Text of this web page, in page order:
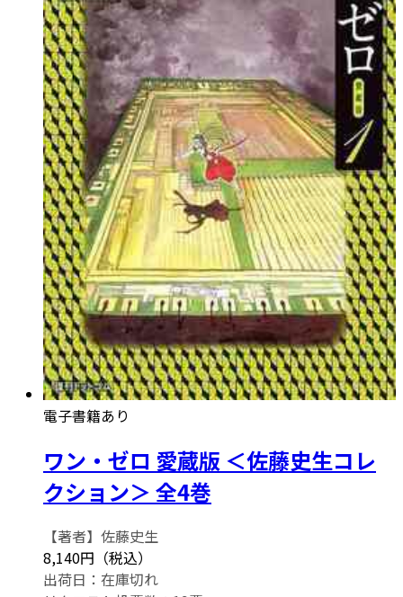
電子書籍あり
ワン・ゼロ 愛蔵版 ＜佐藤史生コレ
クション＞ 全4巻
【著者】佐藤史生
8,140円（税込）
出荷日： 在庫切れ